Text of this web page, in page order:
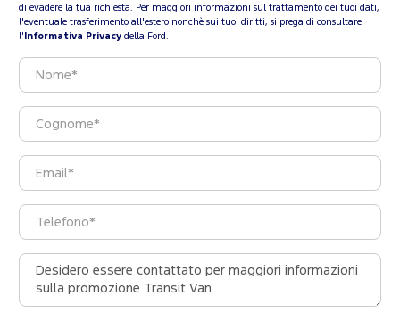
di evadere la tua richiesta. Per maggiori informazioni sul trattamento dei tuoi dati,
l'eventuale trasferimento all'estero nonchè sui tuoi diritti, si prega di consultare
l' Informativa Privacy della Ford.